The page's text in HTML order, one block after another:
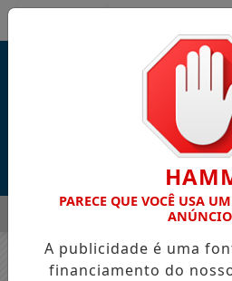
"PENTECOSTES", NOVA
EM ALTA
PARECE QUE VOCÊ USA
A publicidade é uma
financiamento do